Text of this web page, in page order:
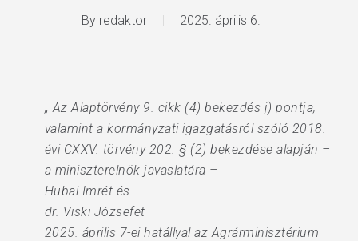
By redaktor 2025. április 6.
„ Az Alaptörvény 9. cikk (4) bekezdés j) pontja,
valamint a kormányzati igazgatásról szóló 2018.
évi CXXV. törvény 202. § (2) bekezdése alapján –
a miniszterelnök javaslatára –
Hubai Imrét és
dr. Viski Józsefet
2025. április 7-ei hatállyal az Agrárminisztérium